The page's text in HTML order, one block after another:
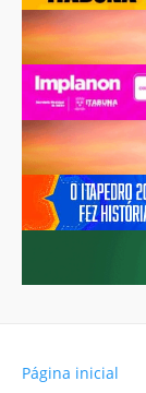
Página inicial